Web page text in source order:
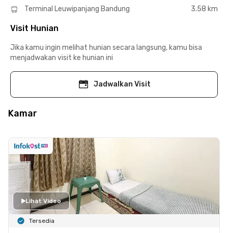
Terminal Leuwipanjang Bandung 3.58 km
Visit Hunian
Jika kamu ingin melihat hunian secara langsung, kamu bisa
menjadwakan visit ke hunian ini
Jadwalkan Visit
Kamar
Lihat Video
Tersedia